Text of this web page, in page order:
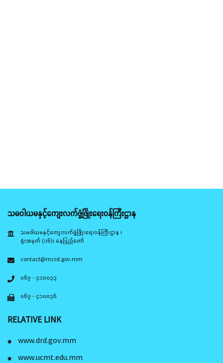
သမဝါယမနှင့်ကျေးလက်ဖွံ့ဖြိုးရေးဝန်ကြီးဌာန
သမဝါယမနှင့်ကျေးလက်ဖွံ့ဖြိုးရေးဝန်ကြီးဌာန ၊
ရုံးအမှတ် (၁၆)၊ နေပြည်တော်
contact@mcrd.gov.mm
၀၆၇ - ၄၁၀၀၃၃
၀၆၇ - ၄၁၀၀၃၆
RELATIVE LINK
www.drd.gov.mm
www.ucmt.edu.mm